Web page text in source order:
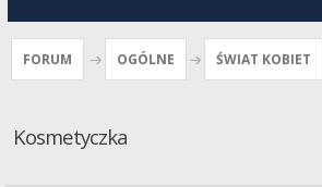
FORUM OGÓLNE ŚWIAT KOBIET
Kosmetyczka